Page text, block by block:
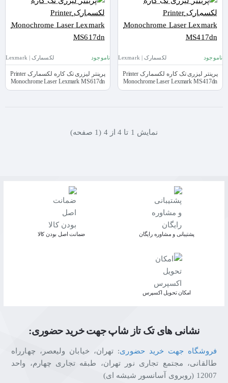
ناموجود لکسمارک | Lexmark
پرینتر لیزری تک کاره لکسمارک Printer
Monochrome Laser Lexmark MS417dn
ناموجود لکسمارک | Lexmark
پرینتر لیزری تک کاره لکسمارک Printer
Monochrome Laser Lexmark MS617dn
نمايش 1 تا 4 از 4 (1 صفحه)
پشتیبانی و مشاوره رایگان ﺿﻤﺎﻧﺖ اﺻﻞ ﺑﻮدن ﮐﺎﻟﺎ
اﻣﮑﺎن ﺗﺤﻮﯾﻞ اﮐﺴﭙﺮس
نشانی های تک تاز شاپ جهت خرید حضوری:
فروشگاه جهت خرید حضوری: تهران، خیابان ولیعصر، چهارراه
طالقانی، مجتمع تجاری نور تهران، طبقه تجاری چهارم، واحد
12007 (روبروی آسانسور شیشه ای)